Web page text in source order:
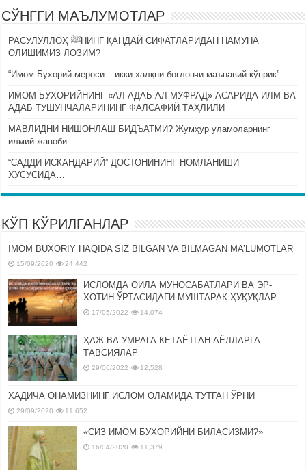
СЎНГГИ МАЪЛУМОТЛАР
РАСУЛУЛЛОҲ ﷺНИНГ ҚАНДАЙ СИФАТЛАРИДАН НАМУНА
ОЛИШИМИЗ ЛОЗИМ?
“Имом Бухорий мероси – икки халқни боғловчи маънавий кўприк”
ИМОМ БУХОРИЙНИНГ «АЛ-АДАБ АЛ-МУФРАД» АСАРИДА ИЛМ ВА
АДАБ ТУШУНЧАЛАРИНИНГ ФАЛСАФИЙ ТАҲЛИЛИ
МАВЛИДНИ НИШОНЛАШ БИДЪАТМИ? Жумҳур уламоларнинг
илмий жавоби
“САДДИ ИСКАНДАРИЙ” ДОСТОНИНИНГ НОМЛАНИШИ
ХУСУСИДА…
КЎП КЎРИЛГАНЛАР
IMOM BUXORIY HAQIDA SIZ BILGAN VA BILMAGAN MA’LUMOTLAR
15/09/2020 24,442
ИСЛОМДА ОИЛА МУНОСАБАТЛАРИ ВА ЭР-
ХОТИН ЎРТАСИДАГИ МУШТАРАК ҲУҚУҚЛАР
17/05/2022 14,074
ҲАЖ ВА УМРАГА КЕТАЁТГАН АЁЛЛАРГА
ТАВСИЯЛАР
29/06/2022 12,528
ХАДИЧА ОНАМИЗНИНГ ИСЛОМ ОЛАМИДА ТУТГАН ЎРНИ
29/09/2020 11,652
«СИЗ ИМОМ БУХОРИЙНИ БИЛАСИЗМИ?»
16/04/2020 11,379